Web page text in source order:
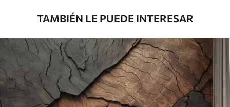
Vinilo Premium
1990.001194.00$U/m²
TAMBIÉN LE PUEDE INTERESAR